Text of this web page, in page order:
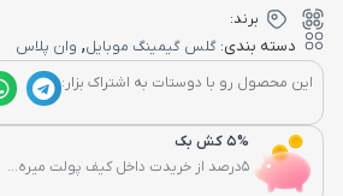
برند:
دسته بندی: گلس گیمینگ موبایل, وان پلاس
این محصول رو با دوستات به اشتراک بزار:
5% کش بک
5درصد از خریدت داخل کیف پولت میره...